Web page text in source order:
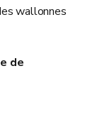
wallonnes
de